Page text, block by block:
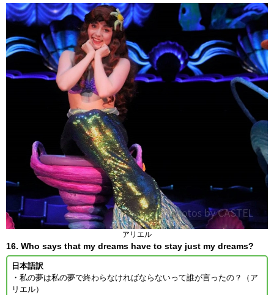
アリエル
16. Who says that my dreams have to stay just my dreams?
日本語訳
・私の夢は私の夢で終わらなければならないって誰が言ったの？（ア
リエル）